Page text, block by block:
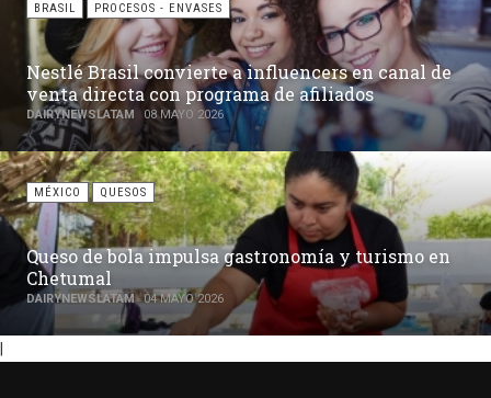
BRASIL PROCESOS - ENVASES
Nestlé Brasil convierte a influencers en canal de
venta directa con programa de afiliados
DAIRYNEWSLATAM 08 MAYO 2026
MÉXICO QUESOS
Queso de bola impulsa gastronomía y turismo en
Chetumal
DAIRYNEWSLATAM 04 MAYO 2026